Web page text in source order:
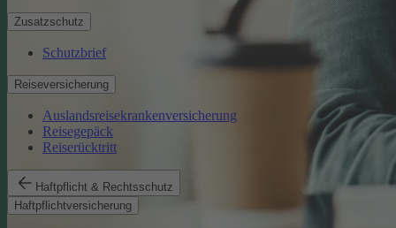
Zusatzschutz
Schutzbrief
Reiseversicherung
Auslandsreisekrankenversicherung
Reisegepäck
Reiserücktritt
Haftpflicht & Rechtsschutz
Haftpflichtversicherung